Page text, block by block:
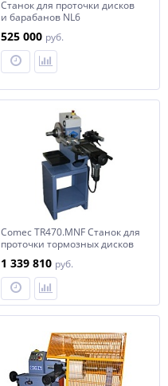
Станок для проточки дисков
и барабанов NL6
525 000 руб.
Comec TR470.MNF Станок для
проточки тормозных дисков
автомобилей со снятием
1 339 810 руб.